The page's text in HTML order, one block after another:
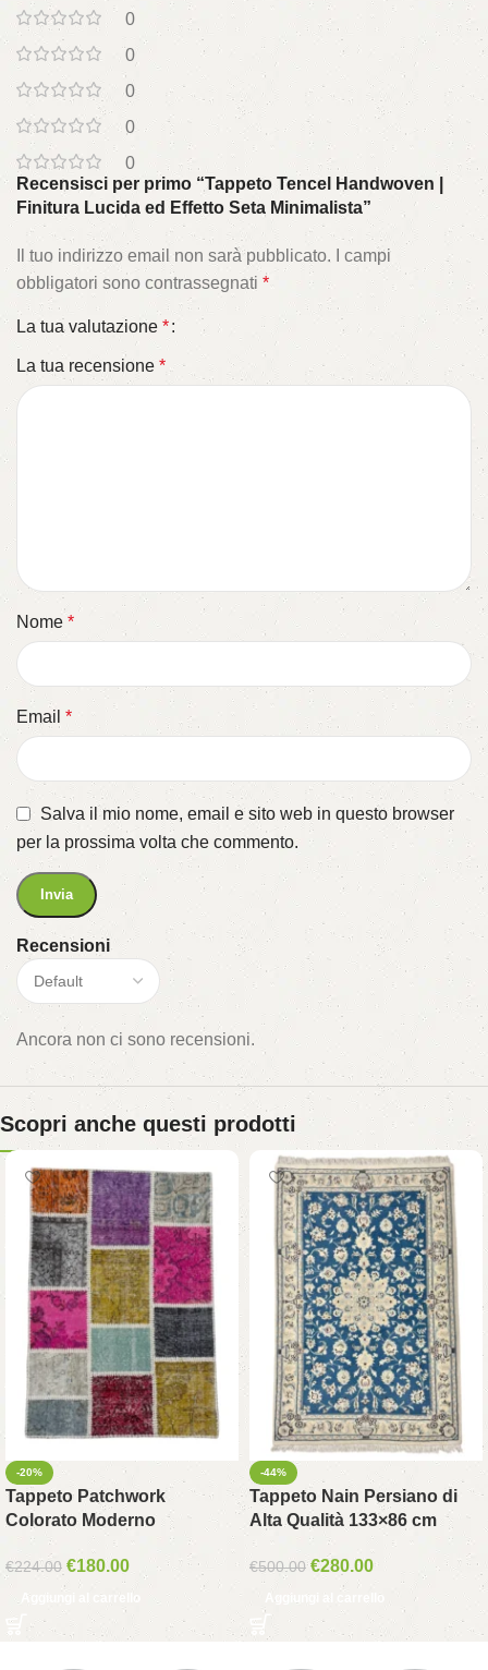
0
0
0
0
0
Recensioni
Ancora non ci sono recensioni.
Recensisci per primo “Tappeto Tencel Handwoven |
Finitura Lucida ed Effetto Seta Minimalista”
Il tuo indirizzo email non sarà pubblicato.
I campi
obbligatori sono contrassegnati *
La tua valutazione *
La tua recensione *
Nome *
Email *
Salva il mio nome, email e sito web in questo browser
per la prossima volta che commento.
Scopri anche questi prodotti
-20%
Tappeto Patchwork
Colorato Moderno
€224.00 €180.00
Aggiungi al carrello
-44%
Tappeto Nain Persiano di
Alta Qualità 133×86 cm
€500.00 €280.00
Aggiungi al carrello